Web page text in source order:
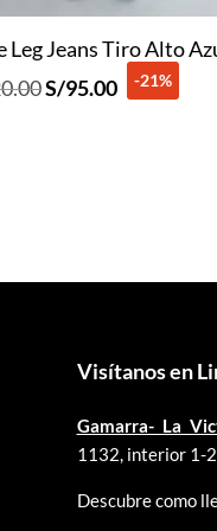
Leg Jeans Tiro Alto
El
S/95.00El-21%
Visítanos en
Gamarra- La
1132, interior 1-
Descubre como